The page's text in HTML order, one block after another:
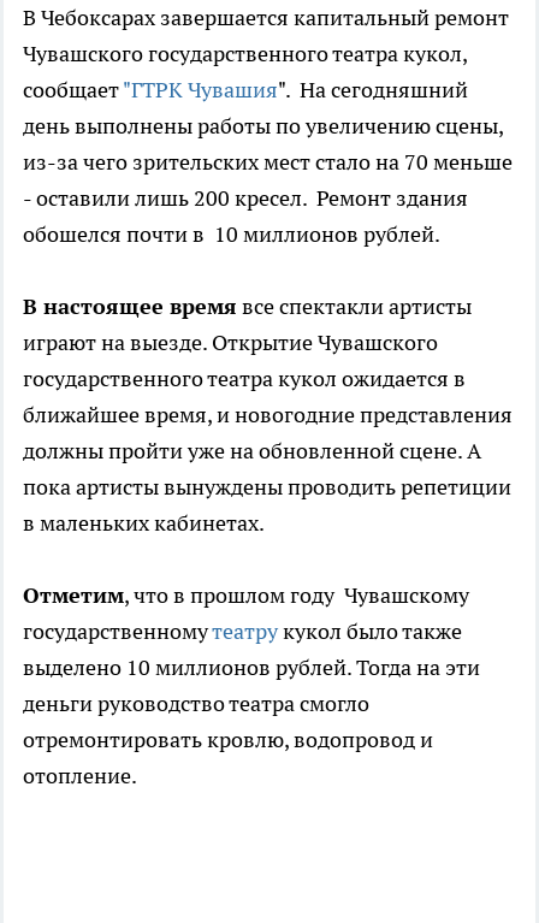
В Чебоксарах завершается капитальный ремонт
Чувашского государственного театра кукол,
сообщает"ГТРК Чувашия". На сегодняшний
день выполнены работы по увеличению сцены,
из-за чего зрительских мест стало на 70 меньше
- оставили лишь 200 кресел. Ремонт здания
обошелся почти в 10 миллионов рублей.
В настоящее время все спектакли артисты
играют на выезде. Открытие Чувашского
государственного театра кукол ожидается в
ближайшее время, и новогодние представления
должны пройти уже на обновленной сцене. А
пока артисты вынуждены проводить репетиции
в маленьких кабинетах.
Отметим, что в прошлом году Чувашскому
государственномутеатрукукол было также
выделено 10 миллионов рублей. Тогда на эти
деньги руководство театра смогло
отремонтировать кровлю, водопровод и
отопление.